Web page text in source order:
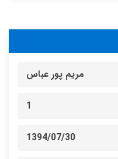
مریم پور عباس
1
1394/07/30